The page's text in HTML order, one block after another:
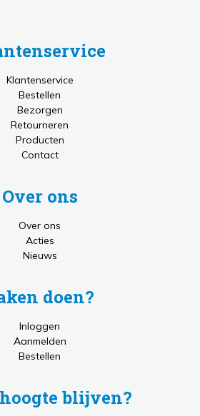
Klantenservice
Bestellen
Bezorgen
Retourneren
Producten
Contact
Over ons
Over ons
Acties
Nieuws
doen?
Inloggen
Aanmelden
Bestellen
blijven?